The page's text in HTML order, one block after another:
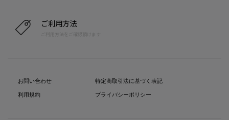
ご利用方法
ご利用方法をご確認頂けます
お問い合わせ
利用規約
特定商取引法に基づく表記
プライバシーポリシー